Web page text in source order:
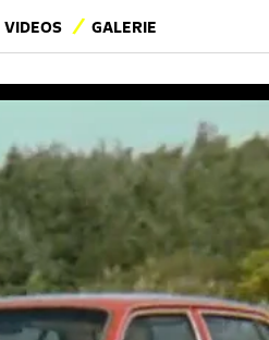
VIDEOS GALERIE